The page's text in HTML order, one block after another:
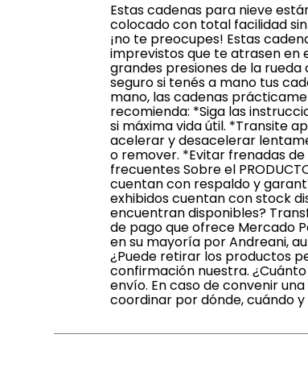
Estas cadenas para nieve
colocado con total facilidad
¡no te preocupes! Estas
imprevistos que te atrasen en
grandes presiones de la
seguro si tenés a mano tus
mano, las cadenas
recomienda: *Siga las
si máxima vida útil. *Transite
acelerar y desacelerar
o remover. *Evitar frenadas
frecuentes Sobre el
cuentan con respaldo y
exhibidos cuentan con stock
encuentran disponibles?
de pago que ofrece Mercado
en su mayoría por Andreani,
¿Puede retirar los productos
confirmación nuestra.
envío. En caso de convenir
coordinar por dónde, cuándo